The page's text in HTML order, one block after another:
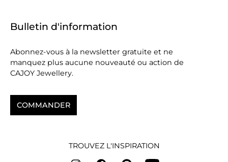
Bulletin d'information
Abonnez-vous à la newsletter gratuite et ne
manquez plus aucune nouveauté ou action de
CAJOY Jewellery.
COMMANDER
TROUVEZ L'INSPIRATION